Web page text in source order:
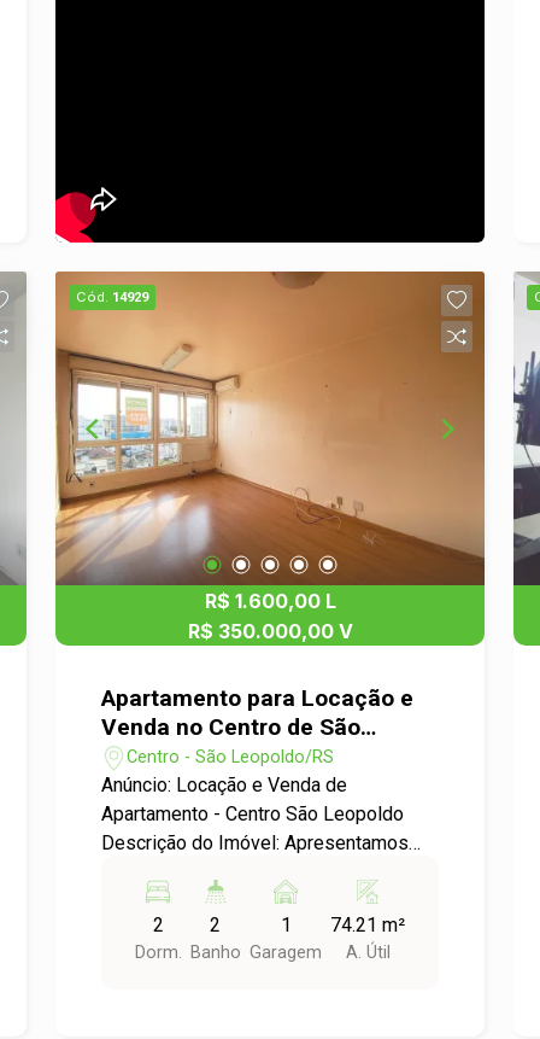
Cód. 14929
R$ 1.600,00 L
R$ 350.000,00 V
Apartamento para Locação e
Venda no Centro de São
Leopoldo
Centro - São Leopoldo/RS
Anúncio: Locação e Venda de
Apartamento - Centro São Leopoldo
Descrição do Imóvel: Apresentamos
e venda de um apartamento padrão
localizado no coração do Centro de São
Leopoldo. Este imóvel é ideal para
2
Dorm.
2
Banho
1
Garagem
74.21 m²
A. Útil